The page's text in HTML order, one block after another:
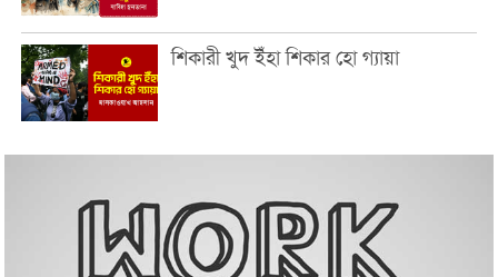
শিকারী খুদ ইঁহা শিকার হো গ্যায়া